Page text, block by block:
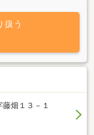
ンSHOPです。鈴蘭
口もさせてもらって
部屋探しはお任せ下
扱う
畑１３－１